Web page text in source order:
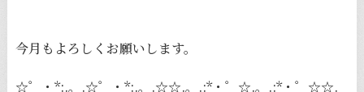
今月もよろしくお願いします。
☆゜・*:.。.☆゜・*:.。.☆☆.。.:*・゜☆.。.:*・゜☆☆.